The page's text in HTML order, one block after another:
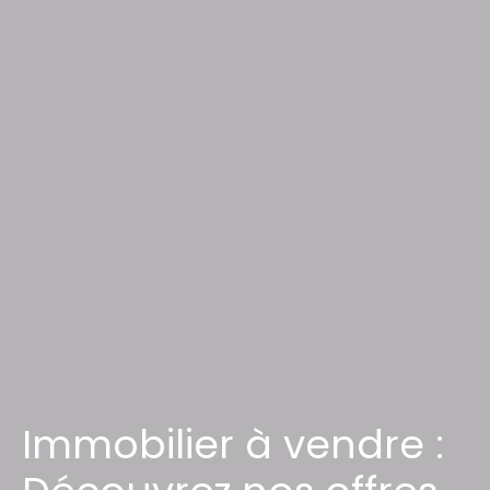
Immobilier à vendre :